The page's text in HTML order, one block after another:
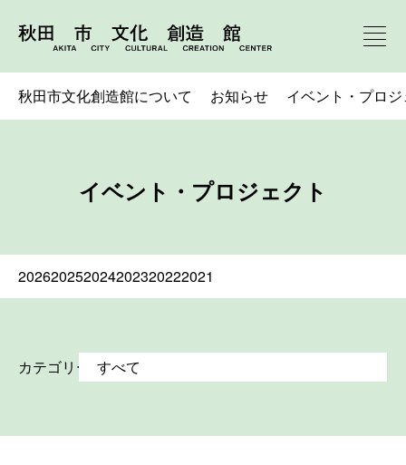
秋田市文化創造館について お知らせ イベント・プロ
イベント・プロジェクト
202620252024202320222021
カテゴリー